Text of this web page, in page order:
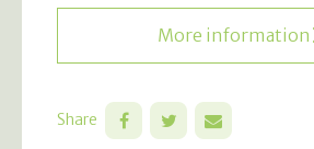
More information
Share